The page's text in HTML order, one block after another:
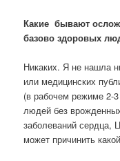
Какие бывают
базово здоровых
Никаких. Я не нашла
или медицинских
(в рабочем режиме 2-
людей без
заболеваний сердца,
может причинить